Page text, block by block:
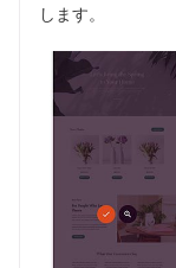
します。